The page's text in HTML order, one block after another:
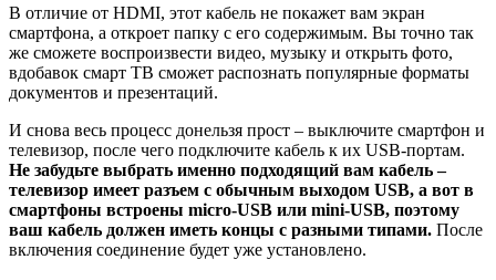
В отличие от HDMI, этот кабель не покажет вам экран
смартфона, а откроет папку с его содержимым. Вы точно так
же сможете воспроизвести видео, музыку и открыть фото,
вдобавок смарт ТВ сможет распознать популярные форматы
документов и презентаций.
И снова весь процесс донельзя прост – выключите смартфон и
телевизор, после чего подключите кабель к их USB-портам.
Не забудьте выбрать именно подходящий вам кабель –
телевизор имеет разъем с обычным выходом USB, а вот в
смартфоны встроены micro-USB или mini-USB, поэтому
ваш кабель должен иметь концы с разными типами. После
включения соединение будет уже установлено.